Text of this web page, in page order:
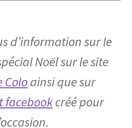
d’information sur le
Noël sur le site
Coloainsi que sur
facebookcréé pour